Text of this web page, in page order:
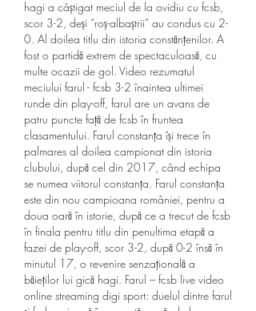
hagi a câștigat meciul de la ovidiu cu fcsb,
scor 3-2, deși “roș-albaștrii” au condus cu 2-
0. Al doilea titlu din istoria constănțenilor. A
fost o partidă extrem de spectaculoasă, cu
multe ocazii de gol. Video rezumatul
meciului farul - fcsb 3-2 înaintea ultimei
runde din play-off, farul are un avans de
patru puncte față de fcsb în fruntea
clasamentului. Farul constanța își trece în
palmares al doilea campionat din istoria
clubului, după cel din 2017, când echipa
se numea viitorul constanța. Farul constanța
este din nou campioana româniei, pentru a
doua oară în istorie, după ce a trecut de fcsb
în finala pentru titlu din penultima etapă a
fazei de play-off, scor 3-2, după 0-2 însă în
minutul 17, o revenire senzațională a
băieților lui gică hagi. Farul – fcsb live video
online streaming digi sport: duelul dintre farul